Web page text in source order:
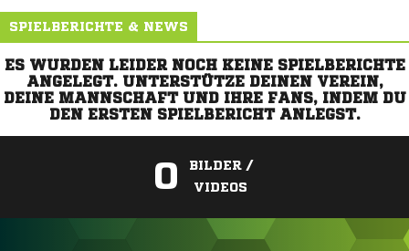
SPIELBERICHTE & NEWS
ES WURDEN LEIDER NOCH KEINE SPIELBERICHTE
ANGELEGT. UNTERSTÜTZE DEINEN VEREIN,
DEINE MANNSCHAFT UND IHRE FANS, INDEM DU
DEN ERSTEN SPIELBERICHT ANLEGST.
0
BILDER /
VIDEOS